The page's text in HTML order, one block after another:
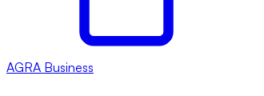
AGRA Business